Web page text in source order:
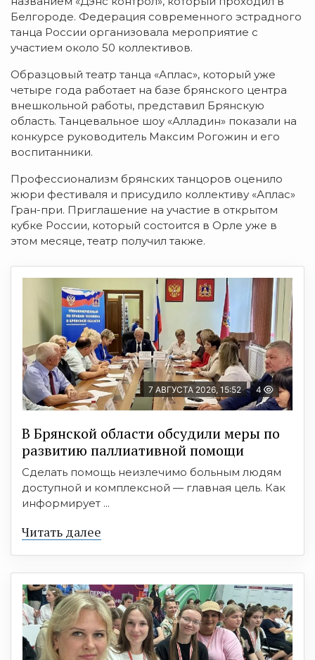
Белгороде. Федерация современного эстрадного
танца России организовала мероприятие с
участием около 50 коллективов.
Образцовый театр танца «Аплас», который уже
четыре года работает на базе брянского центра
внешкольной работы, представил Брянскую
область. Танцевальное шоу «Алладин» показали на
конкурсе руководитель Максим Рогожин и его
воспитанники.
Профессионализм брянских танцоров оценило
жюри фестиваля и присудило коллективу «Аплас»
Гран-при. Приглашение на участие в открытом
кубке России, который состоится в Орле уже в
этом месяце, театр получил также.
7 АВГУСТА 2026, 15:52 4
В Брянской области обсудили меры по
развитию паллиативной помощи
Сделать помощь неизлечимо больным людям
доступной и комплексной — главная цель. Как
информирует ...
Читать далее